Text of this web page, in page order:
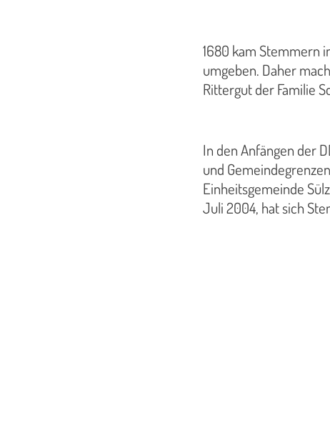
1680 kam Stemmern
umgeben. Daher
Rittergut der Familie
In den Anfängen der
und
Einheitsgemeinde
Juli 2004, hat sich